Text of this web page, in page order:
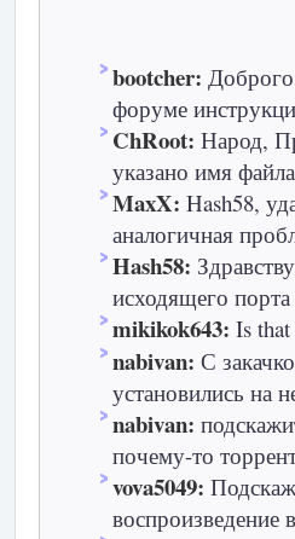
bootcher:
форуме
ChRoot: Народ,
указано имя
MaxX: Hash58,
аналогичная
Hash58:
исходящего
mikikok643: Is
nabivan: С
установились на
nabivan:
почему-то
vova5049:
воспроизведение